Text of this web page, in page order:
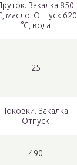
Закалка 850
масло. Отпуск 620
°С, вода
25
Поковки. Закалка.
Отпуск
490